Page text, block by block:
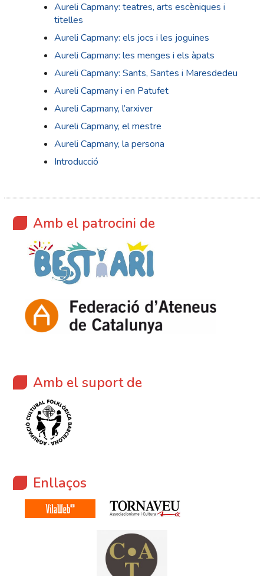
Aureli Capmany: teatres, arts escèniques i
titelles
Aureli Capmany: els jocs i les joguines
Aureli Capmany: les menges i els àpats
Aureli Capmany: Sants, Santes i Maresdedeu
Aureli Capmany i en Patufet
Aureli Capmany, l’arxiver
Aureli Capmany, el mestre
Aureli Capmany, la persona
Introducció
Amb el patrocini de
Amb el suport de
Enllaços